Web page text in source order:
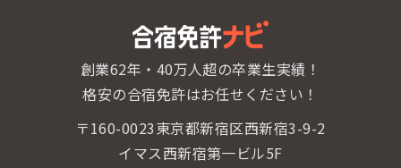
創業62年・40万人超の卒業生実績！
格安の合宿免許はお任せください！
〒160-0023東京都新宿区西新宿3-9-2
イマス西新宿第一ビル5F